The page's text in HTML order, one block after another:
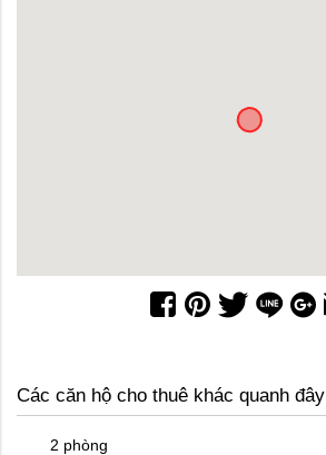
Các căn hộ cho thuê khác quanh đây
2 phòng